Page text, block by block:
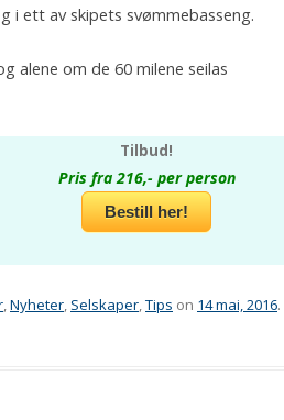
i ett av skipets svømmebasseng.
alene om de 60 milene seilas
Tilbud!
Pris fra 216,- per person
Bestill her!
,Nyheter, Selskaper,Tips on 14 mai, 2016.